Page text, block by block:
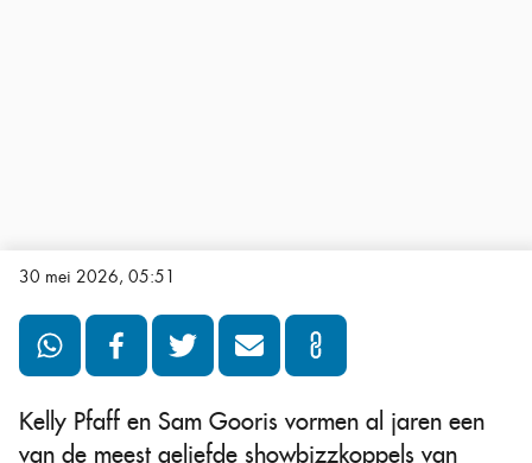
30 mei 2026, 05:51
Kelly Pfaff en Sam Gooris vormen al jaren een
van de meest geliefde showbizzkoppels van